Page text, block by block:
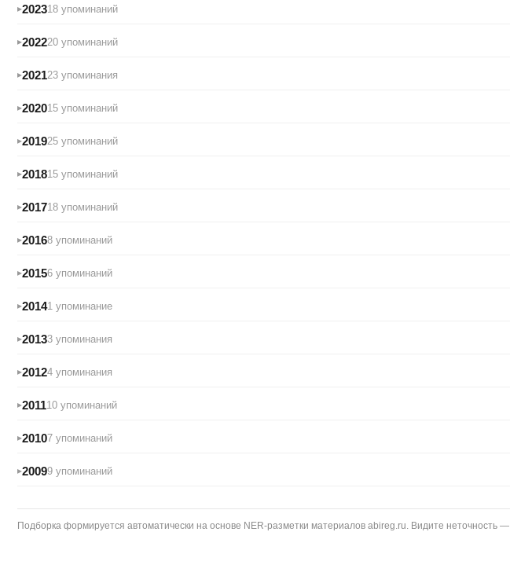
202318 упоминаний
202220 упоминаний
202123 упоминания
202015 упоминаний
201925 упоминаний
201815 упоминаний
201718 упоминаний
20168 упоминаний
20156 упоминаний
20141 упоминание
20133 упоминания
20124 упоминания
201110 упоминаний
20107 упоминаний
20099 упоминаний
Подборка формируется автоматически на основе NER-разметки материалов abireg.ru. Видите неточность —